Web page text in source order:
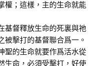
權；這樣，主的生命就能
督釋放生命的死裏與祂
被擊打的基督聯合爲一。
聖的生命就要作爲活水從
生命，必須受擊打，好使